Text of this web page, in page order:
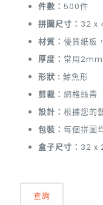
件數： 500件
拼圖尺寸： 32 x
材質： 優質紙板
厚度： 常用
形狀 : 鯨魚形
剪裁： 網格絲帶
設計： 根據您的
包裝： 每個拼圖
盒子尺寸： 32 x
查詢